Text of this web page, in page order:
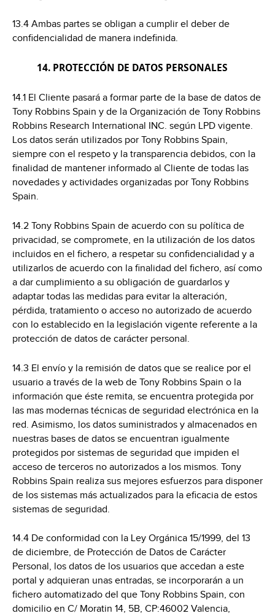
13.4 Ambas partes se obligan a cumplir el deber de
confidencialidad de manera indefinida.
14. PROTECCIÓN DE DATOS PERSONALES
14.1 El Cliente pasará a formar parte de la base de datos de
Tony Robbins Spain y de la Organización de Tony Robbins
Robbins Research International INC. según LPD vigente.
Los datos serán utilizados por Tony Robbins Spain,
siempre con el respeto y la transparencia debidos, con la
finalidad de mantener informado al Cliente de todas las
novedades y actividades organizadas por Tony Robbins
Spain.
14.2 Tony Robbins Spain de acuerdo con su política de
privacidad, se compromete, en la utilización de los datos
incluidos en el fichero, a respetar su confidencialidad y a
utilizarlos de acuerdo con la finalidad del fichero, así como
a dar cumplimiento a su obligación de guardarlos y
adaptar todas las medidas para evitar la alteración,
pérdida, tratamiento o acceso no autorizado de acuerdo
con lo establecido en la legislación vigente referente a la
protección de datos de carácter personal.
14.3 El envío y la remisión de datos que se realice por el
usuario a través de la web de Tony Robbins Spain o la
información que éste remita, se encuentra protegida por
las mas modernas técnicas de seguridad electrónica en la
red. Asimismo, los datos suministrados y almacenados en
nuestras bases de datos se encuentran igualmente
protegidos por sistemas de seguridad que impiden el
acceso de terceros no autorizados a los mismos. Tony
Robbins Spain realiza sus mejores esfuerzos para disponer
de los sistemas más actualizados para la eficacia de estos
sistemas de seguridad.
14.4 De conformidad con la Ley Orgánica 15/1999, del 13
de diciembre, de Protección de Datos de Carácter
Personal, los datos de los usuarios que accedan a este
portal y adquieran unas entradas, se incorporarán a un
fichero automatizado del que Tony Robbins Spain, con
domicilio en C/ Moratin 14, 5B, CP:46002 Valencia,